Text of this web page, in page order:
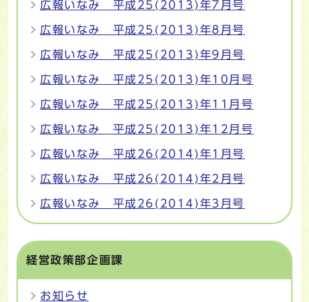
広報いなみ 平成25(2013)年7月号
広報いなみ 平成25(2013)年8月号
広報いなみ 平成25(2013)年9月号
広報いなみ 平成25(2013)年10月号
広報いなみ 平成25(2013)年11月号
広報いなみ 平成25(2013)年12月号
広報いなみ 平成26(2014)年1月号
広報いなみ 平成26(2014)年2月号
広報いなみ 平成26(2014)年3月号
経営政策部企画課
お知らせ